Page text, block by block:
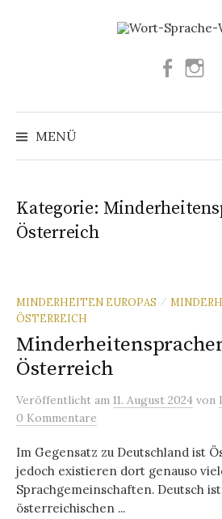
MENÜ
Kategorie:
Österreich
MINDERHEITEN EUROPAS /
ÖSTERREICH
Österreich
Veröffentlicht am 11. August 2024 von
0 Kommentare
Im Gegensatz zu Deutschland ist
jedoch existieren dort genauso
Sprachgemeinschaften. Deutsch
österreichischen ...